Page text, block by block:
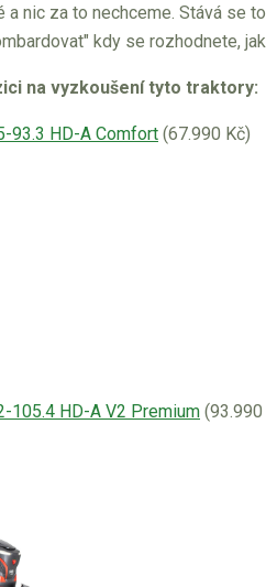
a nic za to nechceme. Stává se
kdy se rozhodnete,
na vyzkoušení tyto traktory:
93.3 HD-A Comfort (67.990 Kč)
105.4 HD-A V2 Premium (93.990